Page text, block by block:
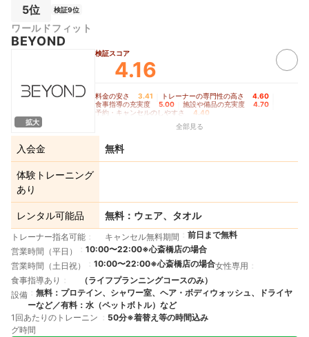
5位 検証9位
ワールドフィット
BEYOND
拡大
検証スコア
4.16
料金の安さ 3.41 トレーナーの専門性の高さ 4.60
食事指導の充実度 5.00 施設や備品の充実度 4.70
予約・キャンセルのしやすさ
4.40
全部見る
入会金 無料
体験トレーニング
あり
レンタル可能品 無料：ウェア、タオル
トレーナー指名可能 キャンセル無料期間
前日まで無料
営業時間（平日）
10:00〜22:00※心斎橋店の場合
営業時間（土日祝）
10:00〜22:00※心斎橋店の場合女性専用
食事指導あり
（ライフプランニングコースのみ）
設備
無料：プロテイン、シャワー室、ヘア・ボディウォッシュ、ドライヤ
ーなど／有料：水（ペットボトル）など
1回あたりのトレーニン
グ時間
50分※着替え等の時間込み